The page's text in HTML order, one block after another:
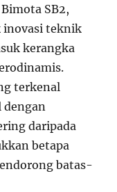
SB2,
inovasi teknik
kerangka
terkenal
dengan
daripada
betapa
batas-